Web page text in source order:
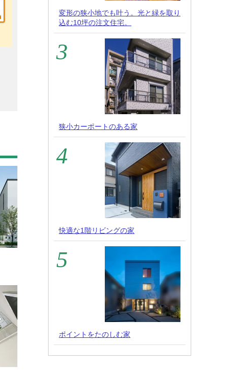
変形の狭小地でも叶う。光と緑を取り
込む10坪の注文住宅。
狭小カーポートのある家
快適な1階リビングの家
ポイントをたのしむ家